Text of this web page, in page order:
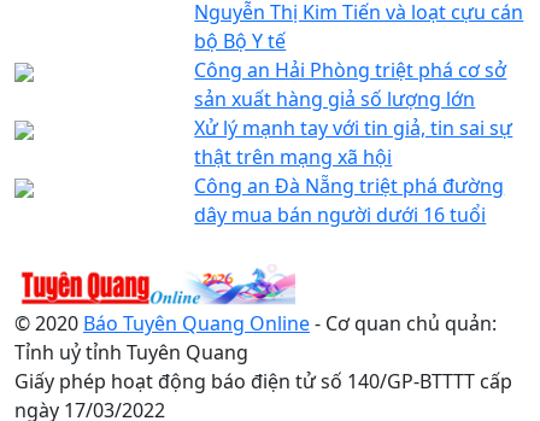
Nguyễn Thị Kim Tiến và loạt cựu cán
bộ Bộ Y tế
Công an Hải Phòng triệt phá cơ sở
sản xuất hàng giả số lượng lớn
Xử lý mạnh tay với tin giả, tin sai sự
thật trên mạng xã hội
Công an Đà Nẵng triệt phá đường
dây mua bán người dưới 16 tuổi
© 2020 Báo Tuyên Quang Online- Cơ quan chủ quản:
Tỉnh uỷ tỉnh Tuyên Quang
Giấy phép hoạt động báo điện tử số 140/GP-BTTTT cấp
ngày 17/03/2022